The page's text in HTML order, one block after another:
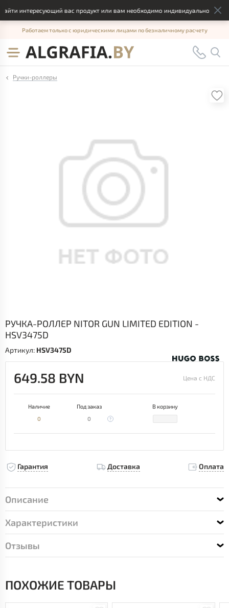
интересующий вас продукт или вам необходимо индивидуальное
Работаем только с юридическими лицами по безналичному расчету
Ручки-роллеры
РУЧКА-РОЛЛЕР NITOR GUN LIMITED EDITION -
HSV3475D
Артикул: HSV3475D
649.58 BYN Цена с НДС
Наличие Под заказ
В корзину
0
0
Гарантия Доставка Оплата
Описание
Характеристики
Отзывы
ПОХОЖИЕ ТОВАРЫ